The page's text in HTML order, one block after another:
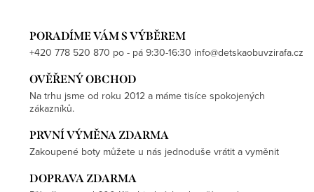
PORADÍME VÁM S VÝBĚREM
+420 778 520 870 po - pá 9:30-16:30 info@detskaobuvzirafa.cz
OVĚŘENÝ OBCHOD
Na trhu jsme od roku 2012 a máme tisíce spokojených
zákazníků.
PRVNÍ VÝMĚNA ZDARMA
Zakoupené boty můžete u nás jednoduše vrátit a vyměnit
DOPRAVA ZDARMA